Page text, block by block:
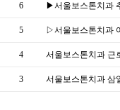
6 ▶서울보스톤치과
5 ▷서울보스톤치과
4 서울보스톤치과 근
3 서울보스톤치과 삼